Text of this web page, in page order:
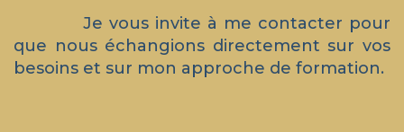
Je vous invite à me contacter pour
que nous échangions directement sur vos
besoins et sur mon approche de formation.